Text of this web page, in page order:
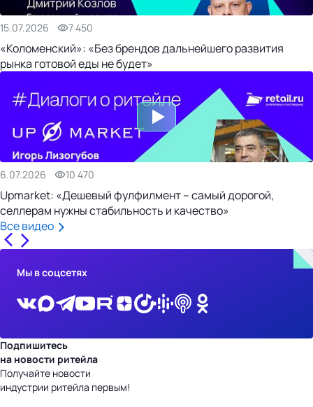
15.07.2026 7 450
«Коломенский»: «Без брендов дальнейшего развития
рынка готовой еды не будет»
6.07.2026 10 470
Upmarket: «Дешевый фулфилмент – самый дорогой,
селлерам нужны стабильность и качество»
Все видео
Мы в соцсетях
Подпишитесь
на новости ритейла
Получайте новости
индустрии ритейла первым!